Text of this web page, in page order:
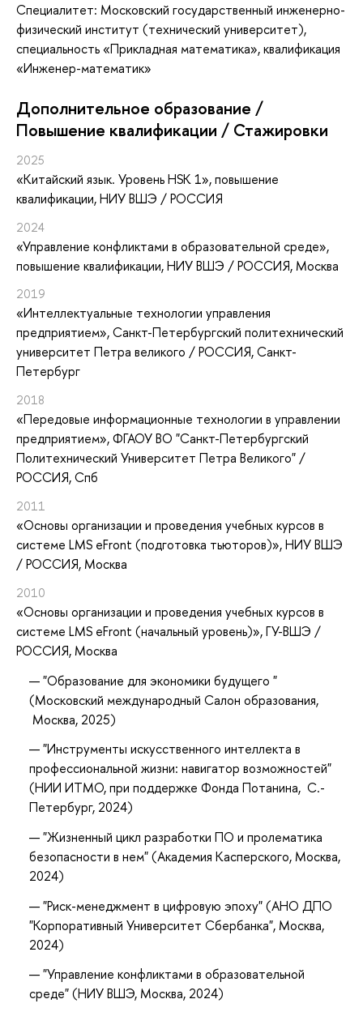
Специалитет: Московский государственный инженерно-
физический институт (технический университет),
специальность «Прикладная математика», квалификация
«Инженер-математик»
Дополнительное образование /
Повышение квалификации / Стажировки
2025
«Китайский язык. Уровень HSK 1», повышение
квалификации, НИУ ВШЭ / РОССИЯ
2024
«Управление конфликтами в образовательной среде»,
повышение квалификации, НИУ ВШЭ / РОССИЯ, Москва
2019
«Интеллектуальные технологии управления
предприятием», Санкт-Петербургский политехнический
университет Петра великого / РОССИЯ, Санкт-
Петербург
2018
«Передовые информационные технологии в управлении
предприятием», ФГАОУ ВО "Санкт-Петербургский
Политехнический Университет Петра Великого" /
РОССИЯ, Спб
2011
«Основы организации и проведения учебных курсов в
системе LMS eFront (подготовка тьюторов)», НИУ ВШЭ
/ РОССИЯ, Москва
2010
«Основы организации и проведения учебных курсов в
системе LMS eFront (начальный уровень)», ГУ-ВШЭ /
РОССИЯ, Москва
"Образование для экономики будущего "
(Московский международный Салон образования,
Москва, 2025)
"Инструменты искусственного интеллекта в
профессиональной жизни: навигатор возможностей"
(НИИ ИТМО, при поддержке Фонда Потанина, С.-
Петербург, 2024)
"Жизненный цикл разработки ПО и пролематика
безопасности в нем" (Академия Касперского, Москва,
2024)
"Риск-менеджмент в цифровую эпоху" (АНО ДПО
"Корпоративный Университет Сбербанка", Москва,
2024)
"Управление конфликтами в образовательной
среде" (НИУ ВШЭ, Москва, 2024)